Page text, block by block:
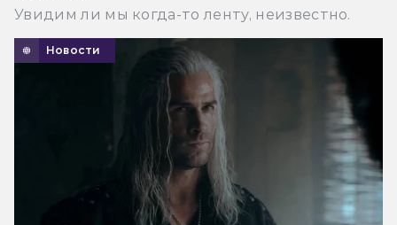
Увидим ли мы когда-то ленту, неизвестно.
Новости